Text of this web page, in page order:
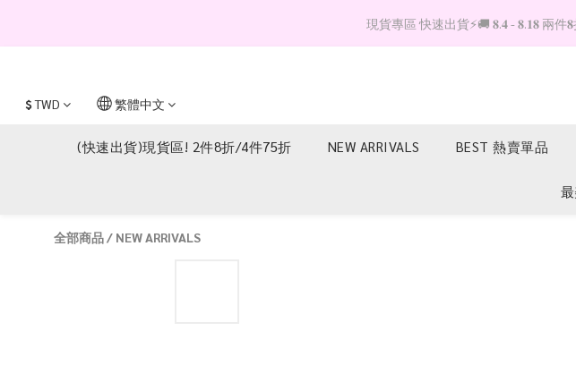
現貨專區 快速出貨⚡️🚚 𝟖.𝟒 - 𝟖.𝟏𝟖 兩件
$TWD 繁體中文
(快速出貨)現貨區! 2件8折/4件75折 NEW ARRIVALS BEST 熱賣單品
全部商品/ NEW ARRIVALS